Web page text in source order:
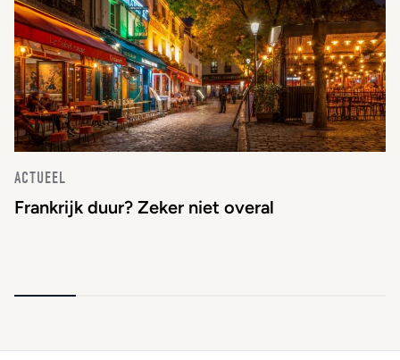
ACTUEEL
Frankrijk duur? Zeker niet overal